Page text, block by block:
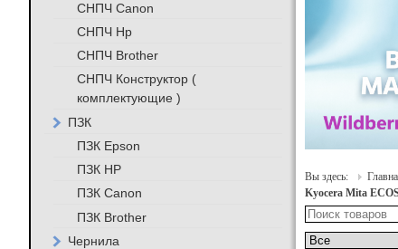
Вы здесь:
Kyocera Mita
СНПЧ Canon
СНПЧ Hp
СНПЧ Brother
СНПЧ Конструктор (
комплектующие )
ПЗК
ПЗК Epson
ПЗК HP
ПЗК Canon
ПЗК Brother
Чернила